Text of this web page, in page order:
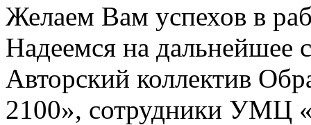
Желаем Вам успехов в
Надеемся на дальнейшее
Авторский коллектив
2100», сотрудники УМЦ